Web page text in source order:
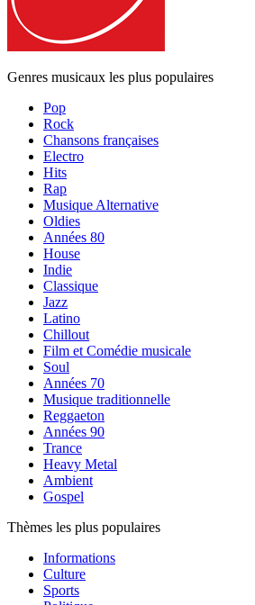
Genres musicaux les plus populaires
Pop
Rock
Chansons françaises
Electro
Hits
Rap
Musique Alternative
Oldies
Années 80
House
Indie
Classique
Jazz
Latino
Chillout
Film et Comédie musicale
Soul
Années 70
Musique traditionnelle
Reggaeton
Années 90
Trance
Heavy Metal
Ambient
Gospel
Thèmes les plus populaires
Informations
Culture
Sports